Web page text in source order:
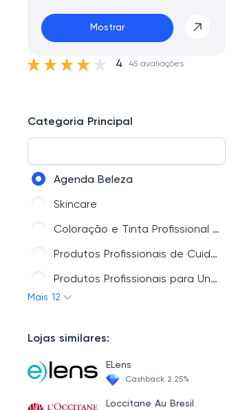
Mostrar
4 45 avaliações
Categoria Principal
Agenda Beleza
Skincare
Coloração e Tinta Profissional para Cabelos
Produtos Profissionais de Cuidados Pessoais para Barba
Produtos Profissionais para Unhas
Outlet de Beleza na Web Pro
Mês do Consumidor
Mais 12
Lojas similares:
ELens
Cashback 2.25%
Loccitane Au Bresil